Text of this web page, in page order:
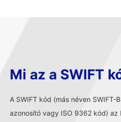
Mi az a SWIFT
A SWIFT kód (más néven SWIFT-
azonosító vagy ISO 9362 kód) az